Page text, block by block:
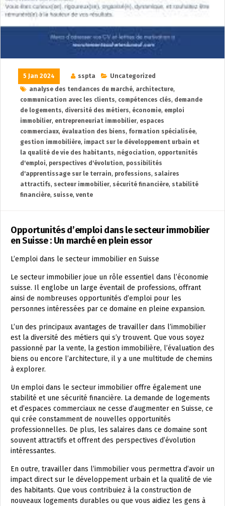
5 Jan 2024 sspta
Uncategorized
analyse des tendances du marché, architecture,
communication avec les clients, compétences clés, demande
de logements, diversité des métiers, économie, emploi
immobilier, entrepreneuriat immobilier, espaces
commerciaux, évaluation des biens, formation spécialisée,
gestion immobilière, impact sur le développement urbain et
la qualité de vie des habitants, négociation, opportunités
d'emploi, perspectives d'évolution, possibilités
d'apprentissage sur le terrain, professions, salaires
attractifs, secteur immobilier, sécurité financière, stabilité
financière, suisse, vente
Opportunités d’emploi dans le secteur immobilier
en Suisse : Un marché en plein essor
L’emploi dans le secteur immobilier en Suisse
Le secteur immobilier joue un rôle essentiel dans l’économie
suisse. Il englobe un large éventail de professions, offrant
ainsi de nombreuses opportunités d’emploi pour les
personnes intéressées par ce domaine en pleine expansion.
L’un des principaux avantages de travailler dans l’immobilier
est la diversité des métiers qui s’y trouvent. Que vous soyez
passionné par la vente, la gestion immobilière, l’évaluation des
biens ou encore l’architecture, il y a une multitude de chemins
à explorer.
Un emploi dans le secteur immobilier offre également une
stabilité et une sécurité financière. La demande de logements
et d’espaces commerciaux ne cesse d’augmenter en Suisse, ce
qui crée constamment de nouvelles opportunités
professionnelles. De plus, les salaires dans ce domaine sont
souvent attractifs et offrent des perspectives d’évolution
intéressantes.
En outre, travailler dans l’immobilier vous permettra d’avoir un
impact direct sur le développement urbain et la qualité de vie
des habitants. Que vous contribuiez à la construction de
nouveaux logements durables ou que vous aidiez les gens à